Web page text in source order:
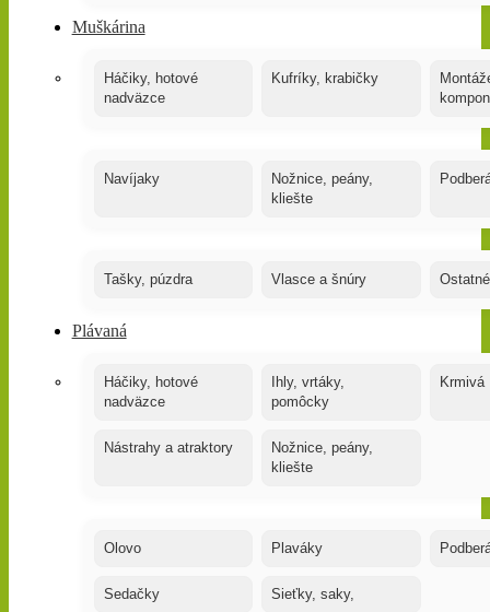
Muškárina
Háčiky, hotové
nadväzce
Kufríky, krabičky
Navíjaky
Nožnice, peány,
kliešte
Tašky, púzdra Vlasce a šnúry
Plávaná
Háčiky, hotové
nadväzce
Ihly, vrtáky,
pomôcky
Krmivá
Nástrahy a atraktory
Nožnice, peány,
kliešte
Olovo Plaváky
Sedačky Sieťky, saky,